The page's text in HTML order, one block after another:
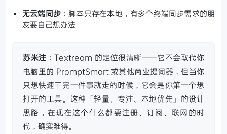
无云端同步 ：脚本只存在本地，有多个终端同步需求的朋
友要自己想办法
苏米注 ：Textream 的定位很清晰——它不会取代你
电脑里的 PromptSmart 或其他商业提词器，但当你
只想快速干完一件事就走的时候，它会是你第一个想
打开的工具。这种「轻量、专注、本地优先」的设计
思路，在现在这个什么都要注册、订阅、联网的时
代，确实难得。